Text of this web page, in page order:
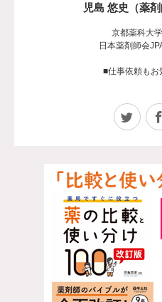
児島 悠史（薬
京都薬科大
日本薬剤師会
■仕事依頼もお
Twitter